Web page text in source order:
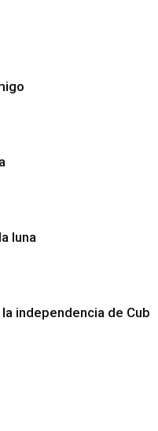
luna
independencia de Cuba